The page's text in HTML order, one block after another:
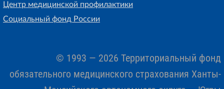
Центр медицинской профилактики
Социальный фонд России
© 1993 — 2026 Территориальный фонд
обязательного медицинского страхования Ханты-